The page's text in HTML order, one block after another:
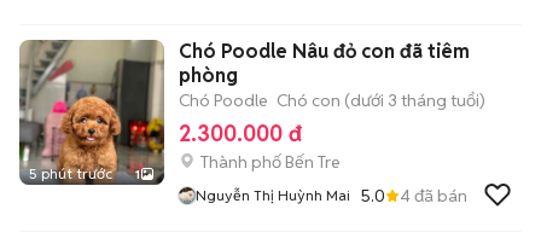
5 phút trước 1
Chó Poodle Nâu đỏ con đã tiêm
phòng
Chó Poodle Chó con (dưới 3 tháng tuổi)
2.300.000 đ
Thành phố Bến Tre
Nguyễn Thị Huỳnh Mai 5.0 4đã bán